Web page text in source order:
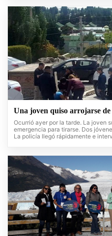
Una joven quiso arrojarse
Ocurrió ayer por la tarde. La joven
emergencia para tirarse. Dos
La policía llegó rápidamente e